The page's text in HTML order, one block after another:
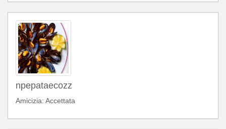
npepataecozz
Amicizia: Accettata